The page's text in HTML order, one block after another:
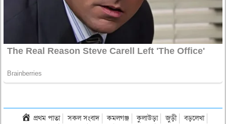
প্রথম পাতা সকল সংবাদ কমলগঞ্জ কুলাউড়া জুড়ী
বড়লেখা